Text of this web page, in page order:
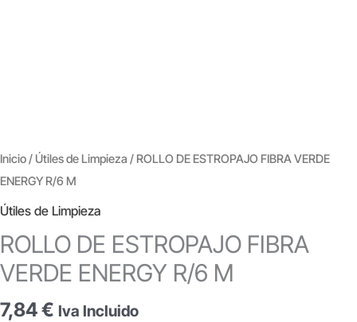
Inicio/ Útiles de Limpieza / ROLLO DE ESTROPAJO FIBRA VERDE
ENERGY R/6 M
Útiles de Limpieza
ROLLO DE ESTROPAJO FIBRA
VERDE ENERGY R/6 M
7,84€ Iva Incluido